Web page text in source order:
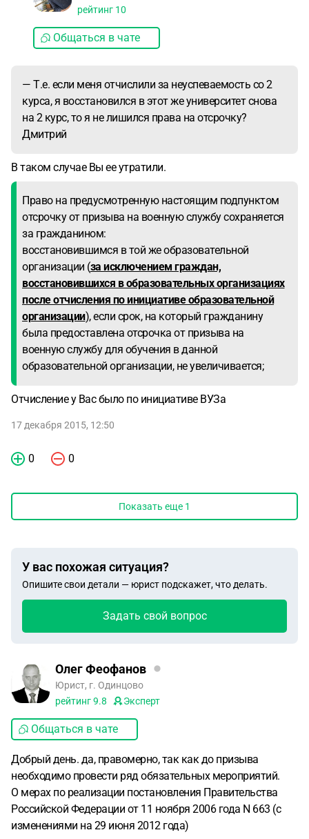
рейтинг 10
Общаться в чате
— Т.е. если меня отчислили за неуспеваемость со 2
курса, я восстановился в этот же университет снова
на 2 курс, то я не лишился права на отсрочку?
Дмитрий
В таком случае Вы ее утратили.
Право на предусмотренную настоящим подпунктом
отсрочку от призыва на военную службу сохраняется
за гражданином:
восстановившимся в той же образовательной
организации (за исключением граждан,
восстановившихся в образовательных организациях
после отчисления по инициативе образовательной
организации), если срок, на который гражданину
была предоставлена отсрочка от призыва на
военную службу для обучения в данной
образовательной организации, не увеличивается;
Отчисление у Вас было по инициативе ВУЗа
17 декабря 2015, 12:50
0 0
Показать еще 1
У вас похожая ситуация?
Опишите свои детали — юрист подскажет, что делать.
Задать свой вопрос
Олег Феофанов
Юрист, г. Одинцово
рейтинг9.8 Эксперт
Общаться в чате
Добрый день. да, правомерно, так как до призыва
необходимо провести ряд обязательных мероприятий.
О мерах по реализации постановления Правительства
Российской Федерации от 11 ноября 2006 года N 663 (с
изменениями на 29 июня 2012 года)